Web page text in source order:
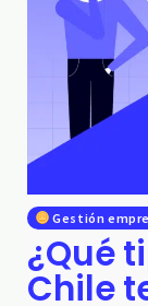
Gestión
¿Qué
Chile